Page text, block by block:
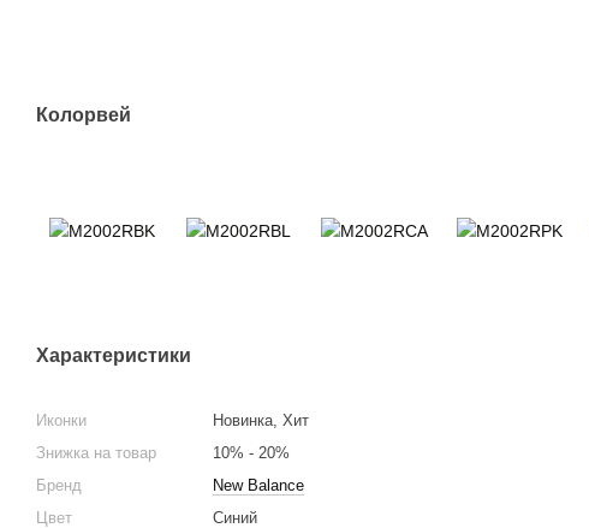
Колорвей
Характеристики
Иконки
Новинка, Хит
Знижка на товар
10% - 20%
Бренд
New Balance
Цвет
Синий